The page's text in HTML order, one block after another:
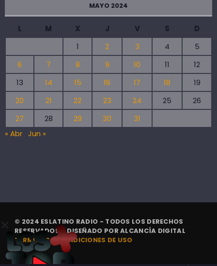
MAYO 2024
L M X J V S
D
1
2 3 4
5
6
7 8 9 10 11
12
13
14 15 16 17 18
19
20
21 22 23 24 25
26
27
28 29 30
31
« Abr Jun »
© 2024 ESLATINO RADIO - TODOS LOS DERECHOS
RESERVADOS. | DISEÑADO PORALCANCÍA DIGITAL
TÉRMINOS Y CONDICIONES DE USO